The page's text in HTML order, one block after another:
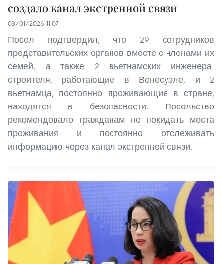
создало канал экстренной связи
03/01/2026 11:07
Посол подтвердил, что 29 сотрудников
представительских органов вместе с членами их
семей, а также 2 вьетнамских инженера-
строителя, работающие в Венесуэле, и 2
вьетнамца, постоянно проживающие в стране,
находятся в безопасности. Посольство
рекомендовало гражданам не покидать места
проживания и постоянно отслеживать
информацию через канал экстренной связи.